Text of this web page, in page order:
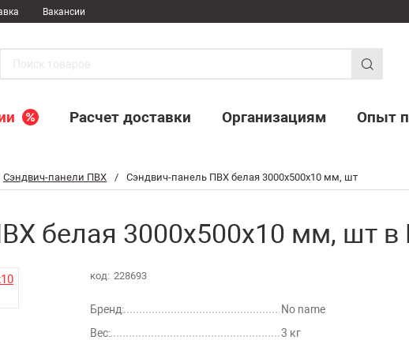
Сэндвич-панели ПВХ / Сэндвич-панель ПВХ белая 3000х500х10 мм, шт
белая 3000х500х10 мм, шт в
код: 228693
Бренд:
No name
Вес:
3 кг
Вакансии
Расчет доставки Организациям Опыт